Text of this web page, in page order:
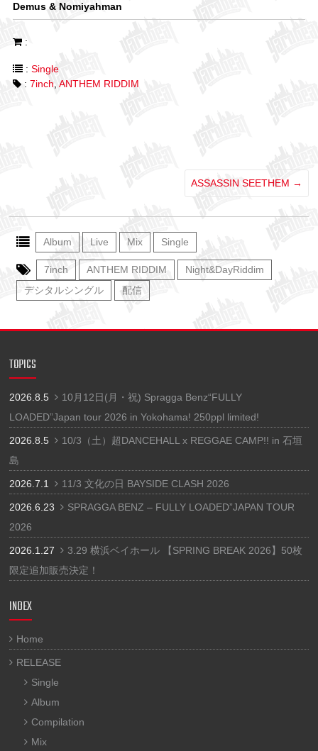
Demus & Nomiyahman
:
:Single
:7inch ,ANTHEM RIDDIM
ASSASSIN SEETHEM →
Album Live Mix Single
7inch ANTHEM RIDDIM
Night&DayRiddim
デシタルシングル
配信
TOPICS
2026.8.5
10月12日(月・祝) Spragga Benz“FULLY
LOADED”Japan tour 2026 in Yokohama! 250ppl limited!
2026.8.5
10/3（土）超DANCEHALL x REGGAE CAMP!! in 石垣
島
2026.7.1 11/3 文化の日 BAYSIDE CLASH 2026
2026.6.23
SPRAGGA BENZ – FULLY LOADED”JAPAN TOUR
2026
2026.1.27
3.29 横浜ベイホール 【SPRING BREAK 2026】50枚
限定追加販売決定！
INDEX
Home
RELEASE
Single
Album
Compilation
Mix